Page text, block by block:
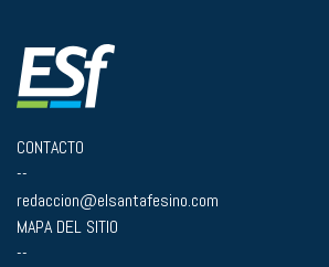
CONTACTO
--
redaccion@elsantafesino.com
MAPA DEL SITIO
--